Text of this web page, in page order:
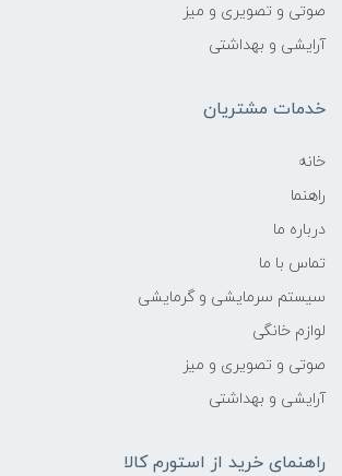
صوتی و تصویری و میز
آرایشی و بهداشتی
خدمات مشتریان
خانه
راهنما
درباره ما
تماس با ما
سیستم سرمایشی و گرمایشی
لوازم خانگی
صوتی و تصویری و میز
آرایشی و بهداشتی
راهنمای خرید از استورم کالا